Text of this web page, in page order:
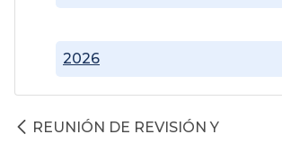
2026
REUNIÓN DE REVISIÓN Y